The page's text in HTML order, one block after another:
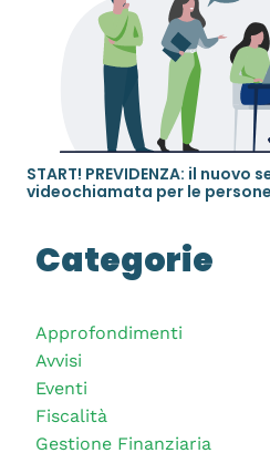
START! PREVIDENZA: il nuovo
videochiamata per le
Categorie
Approfondimenti
Avvisi
Eventi
Fiscalità
Gestione Finanziaria